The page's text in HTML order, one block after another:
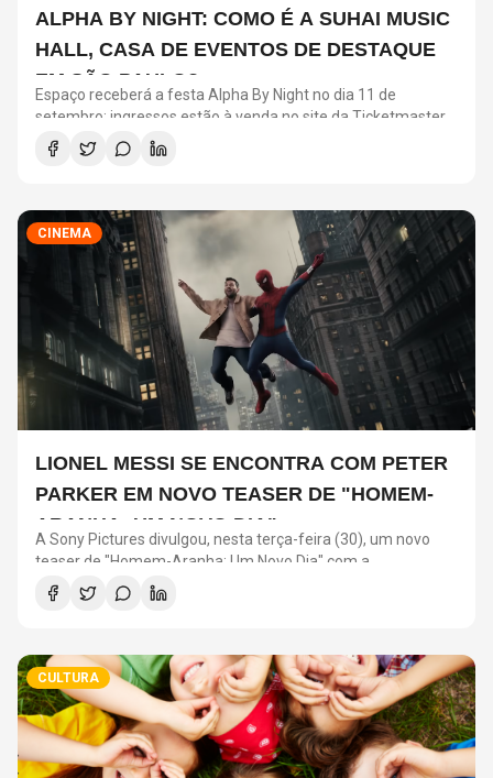
ALPHA BY NIGHT: COMO É A SUHAI MUSIC
HALL, CASA DE EVENTOS DE DESTAQUE
EM SÃO PAULO?
Espaço receberá a festa Alpha By Night no dia 11 de
setembro; ingressos estão à venda no site da Ticketmaster
Brasil
CINEMA
LIONEL MESSI SE ENCONTRA COM PETER
PARKER EM NOVO TEASER DE "HOMEM-
ARANHA: UM NOVO DIA"
A Sony Pictures divulgou, nesta terça-feira (30), um novo
teaser de "Homem-Aranha: Um Novo Dia" com a
participação de Lionel Messi. O astro argentino divide a cena
com o universo do herói em uma ação promocional do filme.
CULTURA